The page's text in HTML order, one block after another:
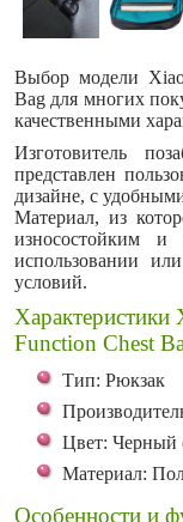
Выбор модели
Bag для многих
качественными
Изготовитель
представлен
дизайне, с
Материал, из
износостойким
использовании
условий.
Function Chest
Тип: Рюкзак
Цвет: Черный
Материал:
Особенности и